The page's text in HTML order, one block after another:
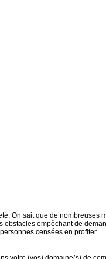
On sait que de
empêchant de
censées en profiter.